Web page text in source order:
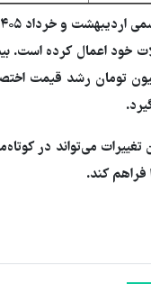
خود اعمال کرده است.
می‌تواند در
فراهم کند.